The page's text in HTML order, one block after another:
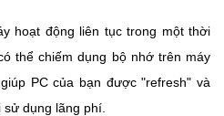
hoạt động liên tục trong một thời
thể chiếm dụng bộ nhớ trên máy
PC của bạn được "refresh" và
dụng lãng phí.